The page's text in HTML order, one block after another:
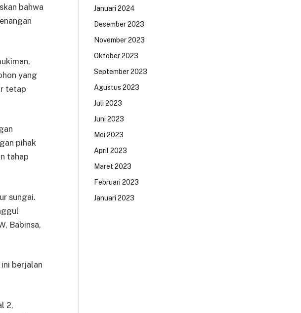
bahwa
yang
tetap
pihak
tahap
sungai.
Babinsa,
berjalan
2,
Januari 2024
Desember 2023
November 2023
Oktober 2023
September 2023
Agustus 2023
Juli 2023
Juni 2023
Mei 2023
April 2023
Maret 2023
Februari 2023
Januari 2023